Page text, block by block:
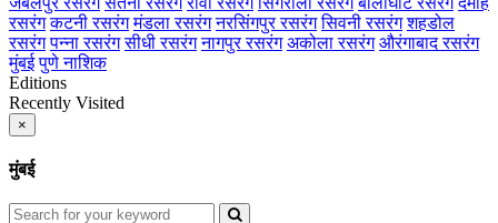
रसरंग कटनी रसरंग मंडला रसरंग नरसिंगपुर रसरंग सिवनी रसरंग शहडोल
रसरंग पन्ना रसरंग सीधी रसरंग नागपुर रसरंग अकोला रसरंग औरंगाबाद रसरंग
मुंबई पुणेनाशिक
Editions
Recently Visited
×
मुंबई